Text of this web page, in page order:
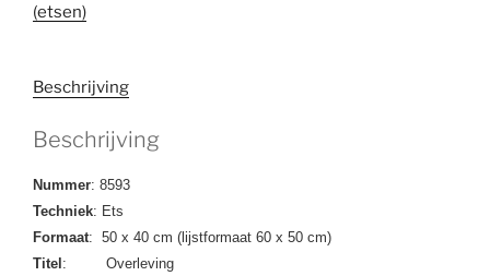
(etsen)
Beschrijving
Beschrijving
Nummer: 8593
Techniek: Ets
Formaat: 50 x 40 cm (lijstformaat 60 x 50 cm)
Titel : Overleving